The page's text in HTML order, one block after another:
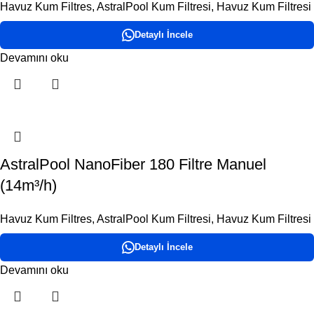
Havuz Kum Filtres, AstralPool Kum Filtresi, Havuz Kum Filtresi
Detaylı İncele
Devamını oku
AstralPool NanoFiber 180 Filtre Manuel
(14m³/h)
Havuz Kum Filtres, AstralPool Kum Filtresi, Havuz Kum Filtresi
Detaylı İncele
Devamını oku